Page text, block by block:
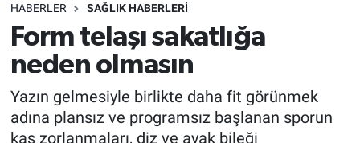
HABERLER SAĞLIK HABERLERI
Form telaşı sakatlığa
neden olmasın
Yazın gelmesiyle birlikte daha fit görünmek
adına plansız ve programsız başlanan sporun
kas zorlanmaları, diz ve ayak bileği
Gündem
Türkiye
Dünya
Eskişehirspor Arşivi
Eskişehir Arşivi
Röportaj
Süper Lig Puan Durumu ve Fikstür
Tüm Manşetler
Son Dakika Haberleri